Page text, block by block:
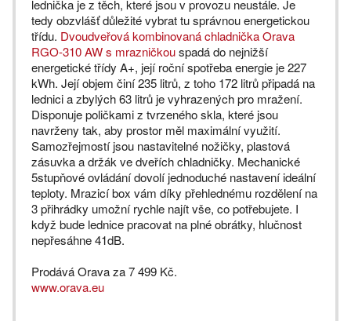
lednička je z těch, které jsou v provozu neustále. Je
tedy obzvlášť důležité vybrat tu správnou energetickou
třídu. Dvoudveřová kombinovaná chladnička Orava
RGO-310 AW s mrazničkouspadá do nejnižší
energetické třídy A+, její roční spotřeba energie je 227
kWh. Její objem činí 235 litrů, z toho 172 litrů připadá na
lednici a zbylých 63 litrů je vyhrazených pro mražení.
Disponuje poličkami z tvrzeného skla, které jsou
navrženy tak, aby prostor měl maximální využití.
Samozřejmostí jsou nastavitelné nožičky, plastová
zásuvka a držák ve dveřích chladničky. Mechanické
5stupňové ovládání dovolí jednoduché nastavení ideální
teploty. Mrazicí box vám díky přehlednému rozdělení na
3 přihrádky umožní rychle najít vše, co potřebujete. I
když bude lednice pracovat na plné obrátky, hlučnost
nepřesáhne 41dB.
Prodává Orava za 7 499 Kč.
www.orava.eu